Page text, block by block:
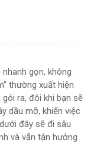
gọn, không
thường xuất hiện
ra, đôi khi bạn sẽ
dầu mỡ, khiến việc
đây sẽ đi sâu
và vẫn tận hưởng